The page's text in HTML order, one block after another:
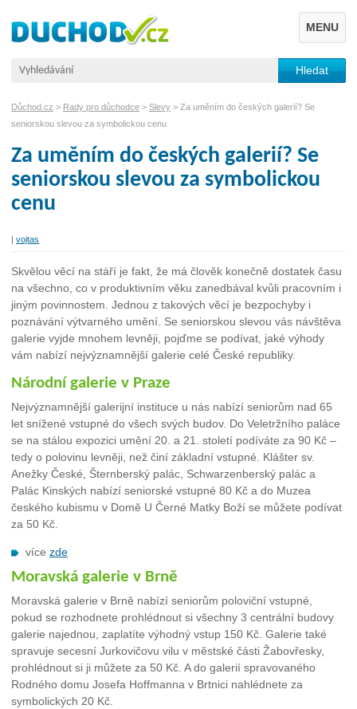
MENU
Důchod.cz > Rady pro důchodce > Slevy > Za uměním do českých galerií? Se
seniorskou slevou za symbolickou cenu
Za uměním do českých galerií? Se
seniorskou slevou za symbolickou
cenu
vojtas
Skvělou věcí na stáří je fakt, že má člověk konečně dostatek času
na všechno, co v produktivním věku zanedbával kvůli pracovním i
jiným povinnostem. Jednou z takových věcí je bezpochyby i
poznávání výtvarného umění. Se seniorskou slevou vás návštěva
galerie vyjde mnohem levněji, pojďme se podívat, jaké výhody
vám nabízí nejvýznamnější galerie celé České republiky.
Národní galerie v Praze
Nejvýznamnější galerijní instituce u nás nabízí seniorům nad 65
let snížené vstupné do všech svých budov. Do Veletržního paláce
se na stálou expozici umění 20. a 21. století podíváte za 90 Kč –
tedy o polovinu levněji, než činí základní vstupné. Klášter sv.
Anežky České, Šternberský palác, Schwarzenberský palác a
Palác Kinských nabízí seniorské vstupné 80 Kč a do Muzea
českého kubismu v Domě U Černé Matky Boží se můžete podívat
za 50 Kč.
více zde
Moravská galerie v Brně
Moravská galerie v Brně nabízí seniorům poloviční vstupné,
pokud se rozhodnete prohlédnout si všechny 3 centrální budovy
galerie najednou, zaplatíte výhodný vstup 150 Kč. Galerie také
spravuje secesní Jurkovičovu vilu v městské části Žabovřesky,
prohlédnout si ji můžete za 50 Kč. A do galerií spravovaného
Rodného domu Josefa Hoffmanna v Brtnici nahlédnete za
symbolických 20 Kč.